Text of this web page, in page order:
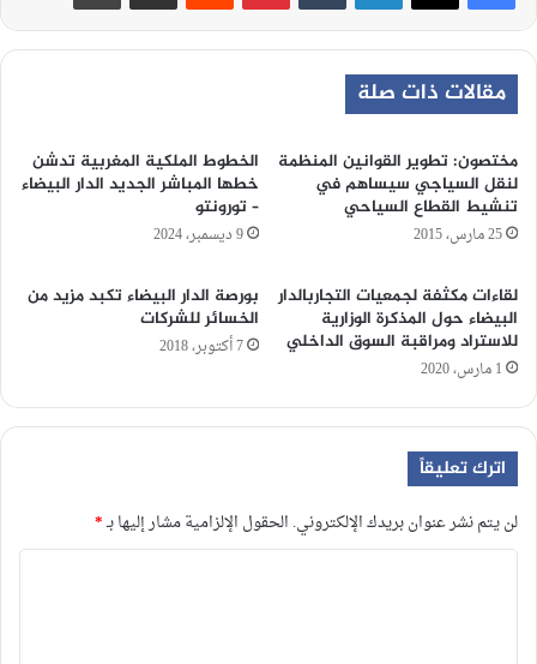
مقالات ذات صلة
مختصون: تطوير القوانين المنظمة
لنقل السياجي سيساهم في
تنشيط القطاع السياحي
25 مارس، 2015
الخطوط الملكية المغربية تدشن
خطها المباشر الجديد الدار البيضاء
– تورونتو
9 ديسمبر، 2024
لقاءات مكثفة لجمعيات التجاربالدار
البيضاء حول المذكرة الوزارية
للاستراد ومراقبة السوق الداخلي
1 مارس، 2020
بورصة الدار البيضاء تكبد مزيد من
الخسائر للشركات
7 أكتوبر، 2018
اترك تعليقاً
لن يتم نشر عنوان بريدك الإلكتروني. الحقول الإلزامية مشار إليها بـ*